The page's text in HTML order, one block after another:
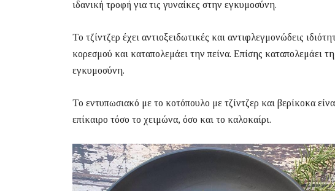
ιδανική τροφή για τις γυναίκες στην εγκυμοσύνη.
Το τζίντζερ έχει αντιοξειδωτικές και αντιφλεγμονώδεις
κορεσμού και καταπολεμάει την πείνα. Επίσης καταπολεμάει
εγκυμοσύνη.
Το εντυπωσιακό με το κοτόπουλο με τζίντζερ και βερίκοκα
επίκαιρο τόσο το χειμώνα, όσο και το καλοκαίρι.